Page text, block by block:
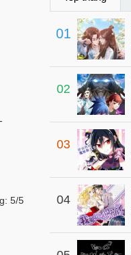
-
5/5
01
02
03
04